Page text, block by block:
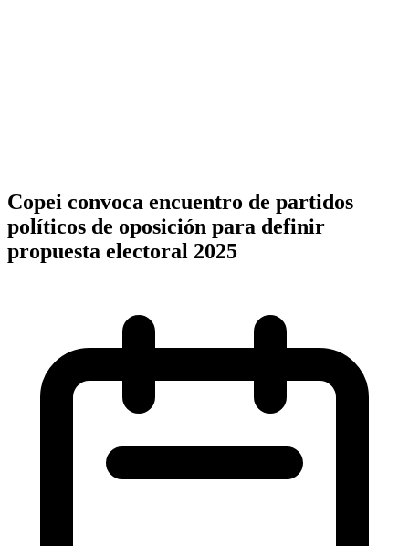
Copei convoca encuentro de partidos
políticos de oposición para definir
propuesta electoral 2025